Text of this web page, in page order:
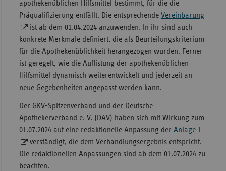
apothekenüblichen Hilfsmittel bestimmt, für die die
Präqualifizierung entfällt. Die entsprechende Vereinbarung
ist ab dem 01.04.2024 anzuwenden. In ihr sind auch
konkrete Merkmale definiert, die als Beurteilungskriterium
für die Apothekenüblichkeit herangezogen wurden. Ferner
ist geregelt, wie die Auflistung der apothekenüblichen
Hilfsmittel dynamisch weiterentwickelt und jederzeit an
neue Gegebenheiten angepasst werden kann.
Der GKV-Spitzenverband und der Deutsche
Apothekerverband e. V. (DAV) haben sich mit Wirkung zum
01.07.2024 auf eine redaktionelle Anpassung der Anlage 1
verständigt, die dem Verhandlungsergebnis entspricht.
Die redaktionellen Anpassungen sind ab dem 01.07.2024 zu
beachten.